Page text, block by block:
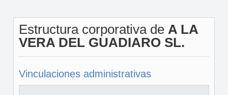
Estructura corporativa de A LA
VERA DEL GUADIARO SL.
Vinculaciones administrativas